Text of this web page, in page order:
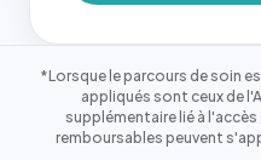
*Lorsque le parcours de soin
appliqués sont ceux de
supplémentaire lié à
remboursables peuvent